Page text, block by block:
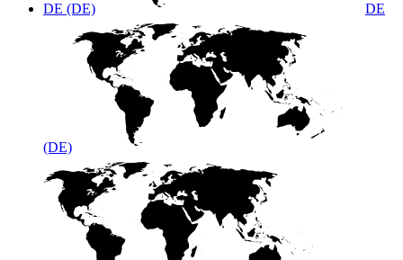
DE (DE) DE
(DE)